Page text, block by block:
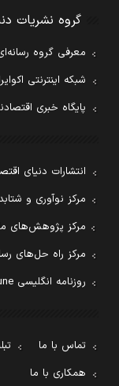
گروه نشریات
معرفی گروه
شبکه اینترنتی
پایگاه خبری
انتشارات دنیای
مرکز نوآوری و
مرکز پژوهش‌های
مرکز راه حل‌های
روزنامه انگلیسی Financial Tribune
تماس با ما
همکاری با ما